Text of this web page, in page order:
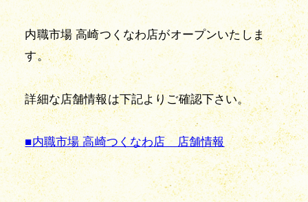
内職市場 高崎つくなわ店がオープンいたしま
す。
詳細な店舗情報は下記よりご確認下さい。
■内職市場 高崎つくなわ店　店舗情報